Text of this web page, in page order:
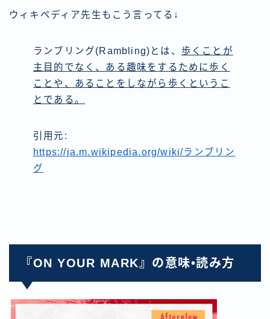
ウィキペディア先生もこう言ってる↓
ランブリング(Rambling)とは、 歩くことが
主目的でなく、ある趣味をするために歩く
ことや、あることをしながら歩くというこ
とである。
引用元:
https://ja.m.wikipedia.org/wiki/ランブリン
グ
『ON YOUR MARK』の意味•読み方